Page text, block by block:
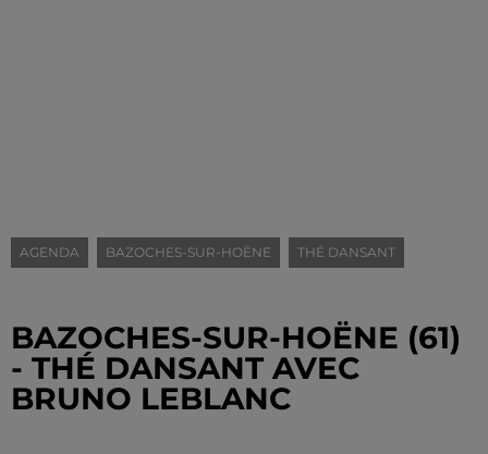
AGENDA BAZOCHES-SUR-HOËNE THÉ DANSANT
BAZOCHES-SUR-HOËNE (61)
- THÉ DANSANT AVEC
BRUNO LEBLANC